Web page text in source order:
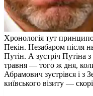
Хронологія тут
Пекін. Незабаром після
Путін. А зустріч Путіна
травня — того ж дня,
Абрамович зустрівся і з
київського візиту —